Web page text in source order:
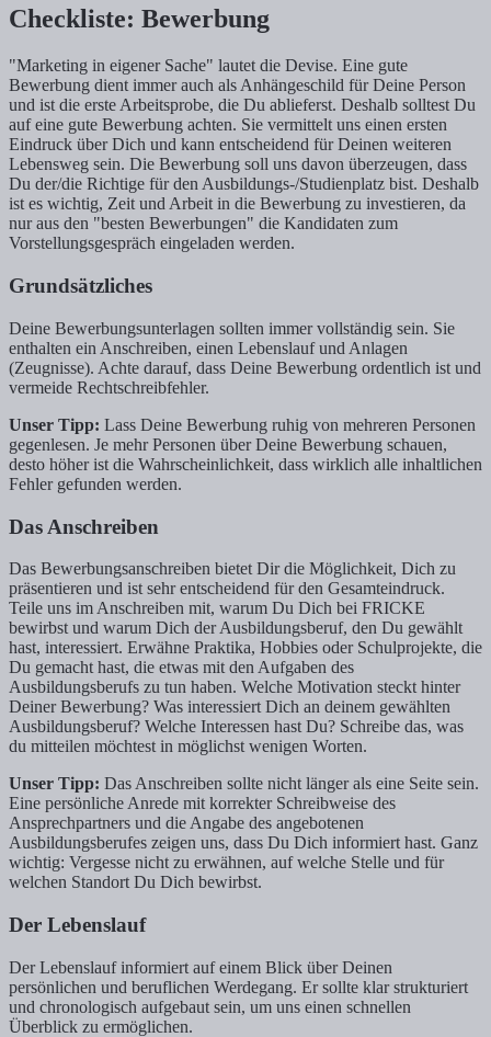
Checkliste: Bewerbung
"Marketing in eigener Sache" lautet die Devise. Eine gute
Bewerbung dient immer auch als Anhängeschild für Deine Person
und ist die erste Arbeitsprobe, die Du ablieferst. Deshalb solltest Du
auf eine gute Bewerbung achten. Sie vermittelt uns einen ersten
Eindruck über Dich und kann entscheidend für Deinen weiteren
Lebensweg sein. Die Bewerbung soll uns davon überzeugen, dass
Du der/die Richtige für den Ausbildungs-/Studienplatz bist. Deshalb
ist es wichtig, Zeit und Arbeit in die Bewerbung zu investieren, da
nur aus den "besten Bewerbungen" die Kandidaten zum
Vorstellungsgespräch eingeladen werden.
Grundsätzliches
Deine Bewerbungsunterlagen sollten immer vollständig sein. Sie
enthalten ein Anschreiben, einen Lebenslauf und Anlagen
(Zeugnisse). Achte darauf, dass Deine Bewerbung ordentlich ist und
vermeide Rechtschreibfehler.
Unser Tipp: Lass Deine Bewerbung ruhig von mehreren Personen
gegenlesen. Je mehr Personen über Deine Bewerbung schauen,
desto höher ist die Wahrscheinlichkeit, dass wirklich alle inhaltlichen
Fehler gefunden werden.
Das Anschreiben
Das Bewerbungsanschreiben bietet Dir die Möglichkeit, Dich zu
präsentieren und ist sehr entscheidend für den Gesamteindruck.
Teile uns im Anschreiben mit, warum Du Dich bei FRICKE
bewirbst und warum Dich der Ausbildungsberuf, den Du gewählt
hast, interessiert. Erwähne Praktika, Hobbies oder Schulprojekte, die
Du gemacht hast, die etwas mit den Aufgaben des
Ausbildungsberufs zu tun haben. Welche Motivation steckt hinter
Deiner Bewerbung? Was interessiert Dich an deinem gewählten
Ausbildungsberuf? Welche Interessen hast Du? Schreibe das, was
du mitteilen möchtest in möglichst wenigen Worten.
Unser Tipp: Das Anschreiben sollte nicht länger als eine Seite sein.
Eine persönliche Anrede mit korrekter Schreibweise des
Ansprechpartners und die Angabe des angebotenen
Ausbildungsberufes zeigen uns, dass Du Dich informiert hast. Ganz
wichtig: Vergesse nicht zu erwähnen, auf welche Stelle und für
welchen Standort Du Dich bewirbst.
Der Lebenslauf
Der Lebenslauf informiert auf einem Blick über Deinen
persönlichen und beruflichen Werdegang. Er sollte klar strukturiert
und chronologisch aufgebaut sein, um uns einen schnellen
Überblick zu ermöglichen.